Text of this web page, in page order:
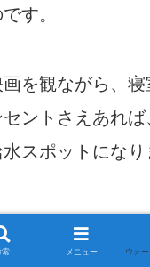
す。
画を観ながら、
ントさえあれ
スポットになり
索 メニュー ウォ